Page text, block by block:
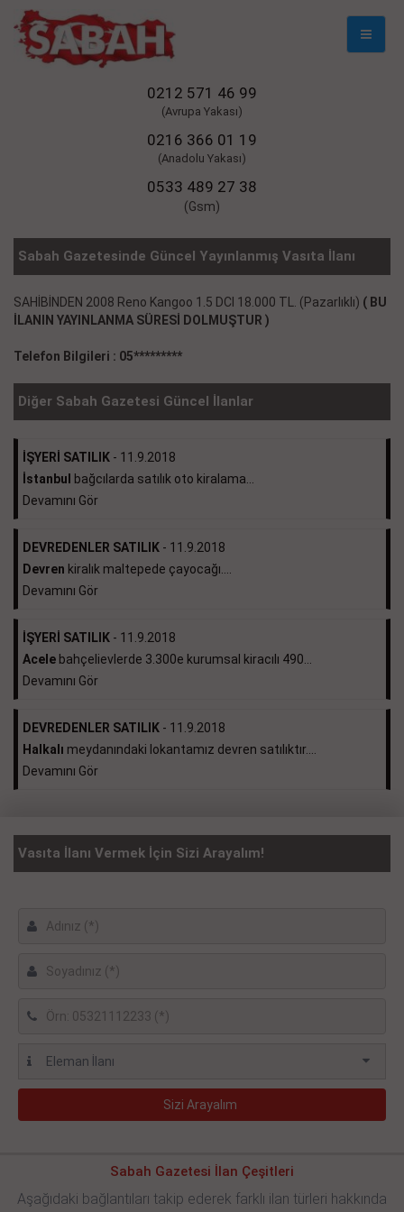
Mobil
0212 571 46 99
(Avrupa Yakası)
0216 366 01 19
(Anadolu Yakası)
0533 489 27 38
(Gsm)
Sabah Gazetesinde Güncel Yayınlanmış Vasıta İlanı
SAHİBİNDEN 2008 Reno Kangoo 1.5 DCI 18.000 TL. (Pazarlıklı) ( BU
İLANIN YAYINLANMA SÜRESİ DOLMUŞTUR )
Telefon Bilgileri : 05*********
Diğer Sabah Gazetesi Güncel İlanlar
İŞYERİ SATILIK - 11.9.2018
İstanbul
bağcılarda satılık oto kiralama...
Devamını Gör
DEVREDENLER SATILIK - 11.9.2018
Devren kiralık maltepede çayocağı....
Devamını Gör
İŞYERİ SATILIK - 11.9.2018
Acele bahçelievlerde 3.300e kurumsal kiracılı 490...
Devamını Gör
DEVREDENLER SATILIK - 11.9.2018
Halkalı meydanındaki lokantamız devren satılıktır....
Devamını Gör
Vasıta İlanı Vermek İçin Sizi Arayalım!
Sabah Gazetesi İlan Çeşitleri
Aşağıdaki bağlantıları takip ederek farklı ilan türleri hakkında